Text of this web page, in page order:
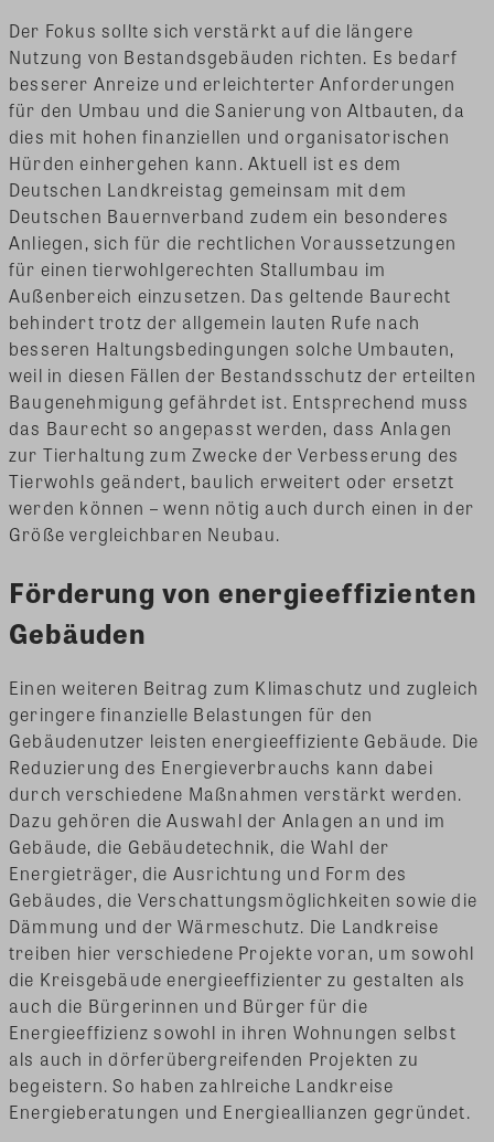
Der Fokus sollte sich verstärkt auf die längere
Nutzung von Bestandsgebäuden richten. Es bedarf
besserer Anreize und erleichterter Anforderungen
für den Umbau und die Sanierung von Altbauten, da
dies mit hohen finanziellen und organisatorischen
Hürden einhergehen kann. Aktuell ist es dem
Deutschen Landkreistag gemeinsam mit dem
Deutschen Bauernverband zudem ein besonderes
Anliegen, sich für die rechtlichen Voraussetzungen
für einen tierwohlgerechten Stallumbau im
Außenbereich einzusetzen. Das geltende Baurecht
behindert trotz der allgemein lauten Rufe nach
besseren Haltungsbedingungen solche Umbauten,
weil in diesen Fällen der Bestandsschutz der erteilten
Baugenehmigung gefährdet ist. Entsprechend muss
das Baurecht so angepasst werden, dass Anlagen
zur Tierhaltung zum Zwecke der Verbesserung des
Tierwohls geändert, baulich erweitert oder ersetzt
werden können – wenn nötig auch durch einen in der
Größe vergleichbaren Neubau.
Förderung von energieeffizienten
Gebäuden
Einen weiteren Beitrag zum Klimaschutz und zugleich
geringere finanzielle Belastungen für den
Gebäudenutzer leisten energieeffiziente Gebäude. Die
Reduzierung des Energieverbrauchs kann dabei
durch verschiedene Maßnahmen verstärkt werden.
Dazu gehören die Auswahl der Anlagen an und im
Gebäude, die Gebäudetechnik, die Wahl der
Energieträger, die Ausrichtung und Form des
Gebäudes, die Verschattungsmöglichkeiten sowie die
Dämmung und der Wärmeschutz. Die Landkreise
treiben hier verschiedene Projekte voran, um sowohl
die Kreisgebäude energieeffizienter zu gestalten als
auch die Bürgerinnen und Bürger für die
Energieeffizienz sowohl in ihren Wohnungen selbst
als auch in dörferübergreifenden Projekten zu
begeistern. So haben zahlreiche Landkreise
Energieberatungen und Energieallianzen gegründet.